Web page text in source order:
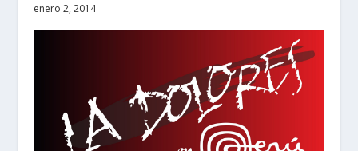
enero 2, 2014